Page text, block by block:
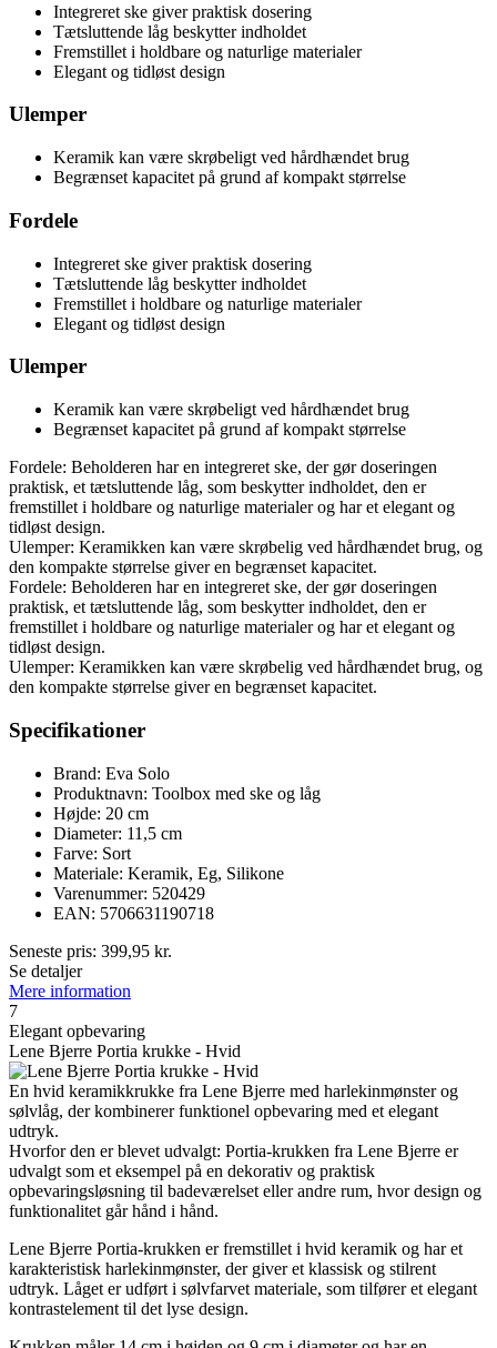
Integreret ske giver praktisk dosering
Tætsluttende låg beskytter indholdet
Fremstillet i holdbare og naturlige materialer
Elegant og tidløst design
Ulemper
Keramik kan være skrøbeligt ved hårdhændet brug
Begrænset kapacitet på grund af kompakt størrelse
Fordele
Integreret ske giver praktisk dosering
Tætsluttende låg beskytter indholdet
Fremstillet i holdbare og naturlige materialer
Elegant og tidløst design
Ulemper
Keramik kan være skrøbeligt ved hårdhændet brug
Begrænset kapacitet på grund af kompakt størrelse
Fordele: Beholderen har en integreret ske, der gør doseringen
praktisk, et tætsluttende låg, som beskytter indholdet, den er
fremstillet i holdbare og naturlige materialer og har et elegant og
tidløst design.
Ulemper: Keramikken kan være skrøbelig ved hårdhændet brug, og
den kompakte størrelse giver en begrænset kapacitet.
Fordele: Beholderen har en integreret ske, der gør doseringen
praktisk, et tætsluttende låg, som beskytter indholdet, den er
fremstillet i holdbare og naturlige materialer og har et elegant og
tidløst design.
Ulemper: Keramikken kan være skrøbelig ved hårdhændet brug, og
den kompakte størrelse giver en begrænset kapacitet.
Specifikationer
Brand: Eva Solo
Produktnavn: Toolbox med ske og låg
Højde: 20 cm
Diameter: 11,5 cm
Farve: Sort
Materiale: Keramik, Eg, Silikone
Varenummer: 520429
EAN: 5706631190718
Seneste pris: 399,95 kr.
Se detaljer
Mere information
7
Elegant opbevaring
Lene Bjerre Portia krukke - Hvid
En hvid keramikkrukke fra Lene Bjerre med harlekinmønster og
sølvlåg, der kombinerer funktionel opbevaring med et elegant
udtryk.
Hvorfor den er blevet udvalgt: Portia-krukken fra Lene Bjerre er
udvalgt som et eksempel på en dekorativ og praktisk
opbevaringsløsning til badeværelset eller andre rum, hvor design og
funktionalitet går hånd i hånd.
Lene Bjerre Portia-krukken er fremstillet i hvid keramik og har et
karakteristisk harlekinmønster, der giver et klassisk og stilrent
udtryk. Låget er udført i sølvfarvet materiale, som tilfører et elegant
kontrastelement til det lyse design.